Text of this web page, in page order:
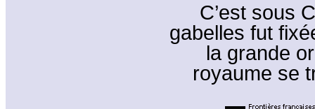
C’est sous
gabelles fut
la grande
royaume se